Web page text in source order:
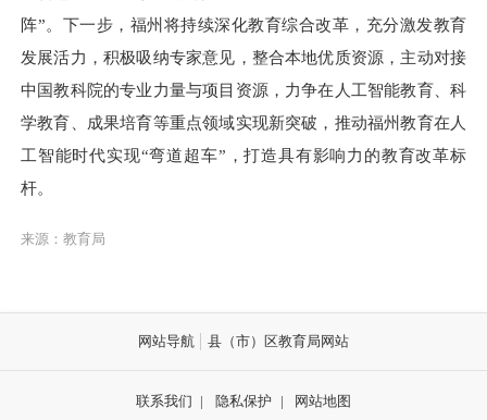
阵”。下一步，福州将持续深化教育综合改革，充分激发教育
发展活力，积极吸纳专家意见，整合本地优质资源，主动对接
中国教科院的专业力量与项目资源，力争在 人工智能教育、科
学教育、成果培育等重点领域实现新突破，推动福州教育在人
工智能时代实现“弯道超车”，打造具有影响力的教育改革标
杆。
来源：教育局
网站导航 县（市）区教育局网站
联系我们 | 隐私保护 |
网站地图